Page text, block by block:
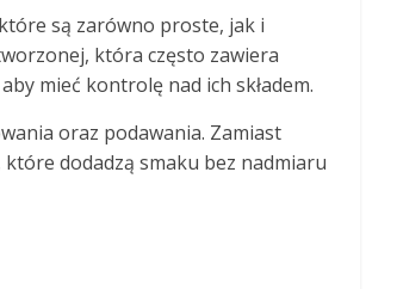
są zarówno proste, jak i
która często zawiera
mieć kontrolę nad ich składem.
oraz podawania. Zamiast
dodadzą smaku bez nadmiaru